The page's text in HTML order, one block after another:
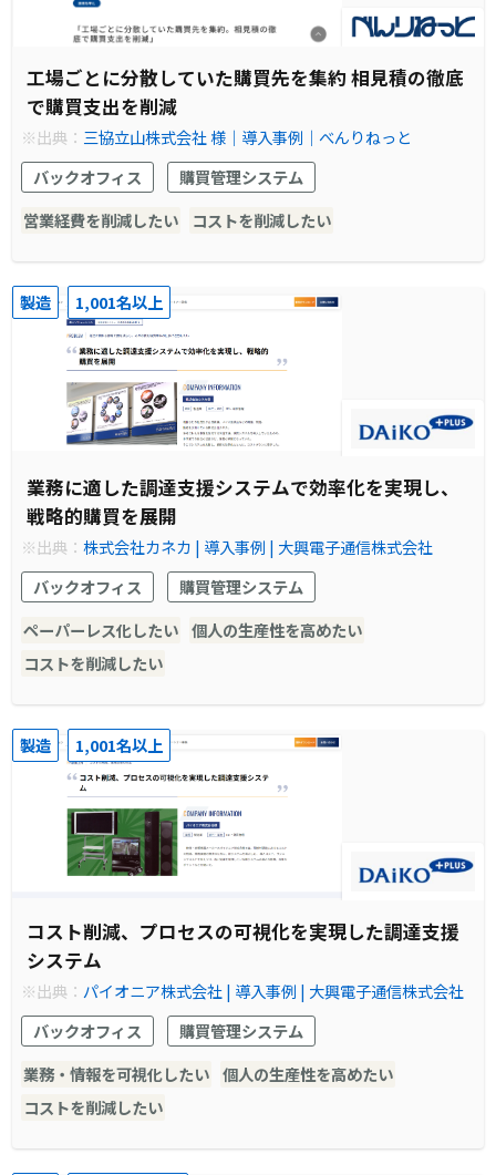
工場ごとに分散していた購買先を集約 相見積の徹底
で購買支出を削減
※出典： 三協立山株式会社 様｜導入事例｜べんりねっと
バックオフィス
購買管理システム
営業経費を削減したい
コストを削減したい
製造 1,001名以上
業務に適した調達支援システムで効率化を実現し、
戦略的購買を展開
※出典：株式会社カネカ | 導入事例 | 大興電子通信株式会社
バックオフィス
購買管理システム
ペーパーレス化したい 個人の生産性を高めたい
コストを削減したい
製造 1,001名以上
コスト削減、プロセスの可視化を実現した調達支援
システム
※出典： パイオニア株式会社 | 導入事例 | 大興電子通信株式会社
バックオフィス
購買管理システム
業務・情報を可視化したい 個人の生産性を高めたい
コストを削減したい